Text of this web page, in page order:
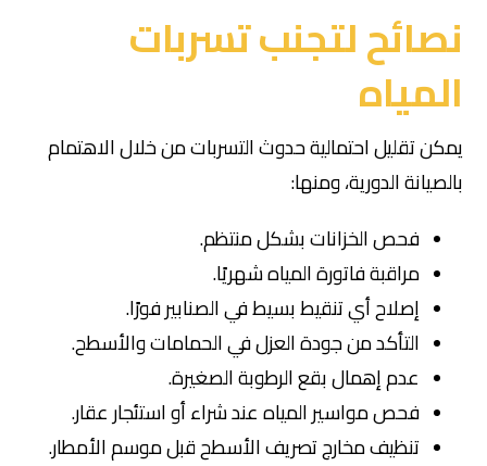
نصائح لتجنب تسربات
المياه
يمكن تقليل احتمالية حدوث التسربات من خلال الاهتمام
بالصيانة الدورية، ومنها:
فحص الخزانات بشكل منتظم.
مراقبة فاتورة المياه شهريًا.
إصلاح أي تنقيط بسيط في الصنابير فورًا.
التأكد من جودة العزل في الحمامات والأسطح.
عدم إهمال بقع الرطوبة الصغيرة.
فحص مواسير المياه عند شراء أو استئجار عقار.
تنظيف مخارج تصريف الأسطح قبل موسم الأمطار.